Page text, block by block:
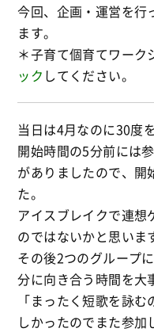
今回、企画・運営を行
ます。
＊子育て個育てワー
ック してください。
当日は4月なのに30度
開始時間の5分前には
がありましたので、開
た。
アイスブレイクで連想
のではないかと思いま
その後2つのグループ
分に向き合う時間を大
「まったく短歌を詠
しかったのでまた参加